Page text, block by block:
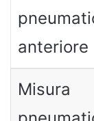
anteriore
Misura